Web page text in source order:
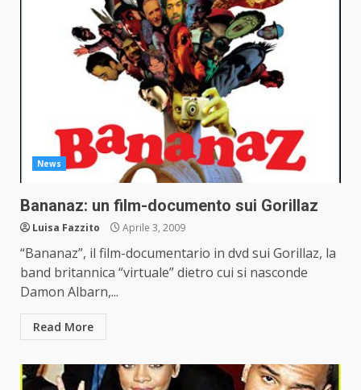
News
Bananaz: un film-documento sui Gorillaz
Luisa Fazzito Aprile 3, 2009
“Bananaz”, il film-documentario in dvd sui Gorillaz, la
band britannica “virtuale” dietro cui si nasconde
Damon Albarn,...
Read More